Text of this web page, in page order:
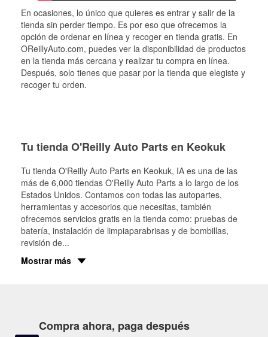
En ocasiones, lo único que quieres es entrar y salir de la
tienda sin perder tiempo. Es por eso que ofrecemos la
opción de ordenar en línea y recoger en tienda gratis. En
OReillyAuto.com, puedes ver la disponibilidad de productos
en la tienda más cercana y realizar tu compra en línea.
Después, solo tienes que pasar por la tienda que elegiste y
recoger tu orden.
Tu tienda O'Reilly Auto Parts en Keokuk
Tu tienda O'Reilly Auto Parts en Keokuk, IA es una de las
más de 6,000 tiendas O'Reilly Auto Parts a lo largo de los
Estados Unidos. Contamos con todas las autopartes,
herramientas y accesorios que necesitas, también
ofrecemos servicios gratis en la tienda como: pruebas de
batería, instalación de limpiaparabrisas y de bombillas,
revisión de...
Mostrar más
Compra ahora, paga después